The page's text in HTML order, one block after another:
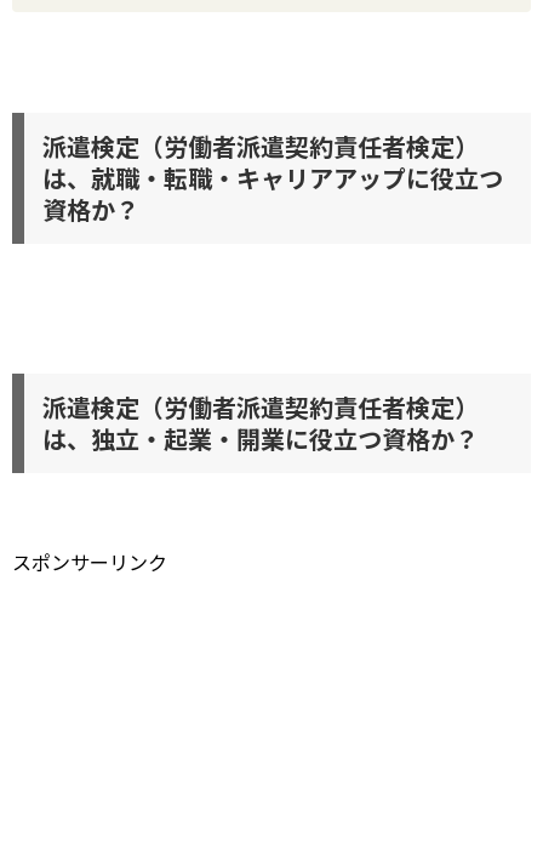
派遣検定（労働者派遣契約責任者検定）
は、就職・転職・キャリアアップに役立つ
資格か？
派遣検定（労働者派遣契約責任者検定）
は、独立・起業・開業に役立つ資格か？
スポンサーリンク